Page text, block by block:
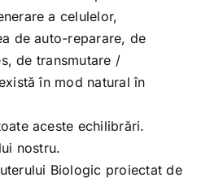
a celulelor,
de auto-reparare, de
de transmutare /
în mod natural în
aceste echilibrări.
nostru.
Biologic proiectat de